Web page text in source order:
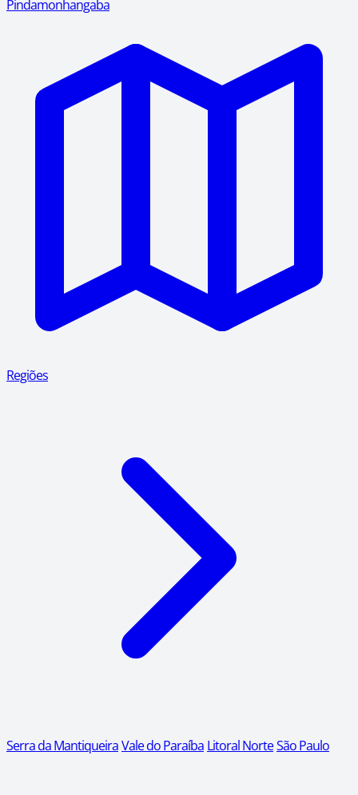
Pindamonhangaba
Regiões
Serra da MantiqueiraVale do Paraíba Litoral NorteSão Paulo